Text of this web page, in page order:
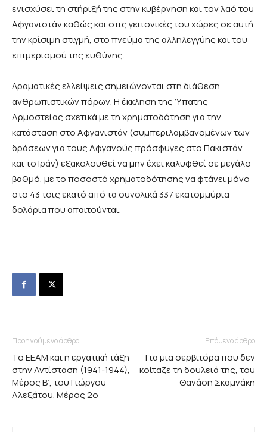
ενισχύσει τη στήριξή της στην κυβέρνηση και τον λαό του
Αφγανιστάν καθώς και στις γειτονικές του χώρες σε αυτή
την κρίσιμη στιγμή, στο πνεύμα της αλληλεγγύης και του
επιμερισμού της ευθύνης.
Δραματικές ελλείψεις σημειώνονται στη διάθεση
ανθρωπιστικών πόρων. Η έκκληση της Ύπατης
Αρμοστείας σχετικά με τη χρηματοδότηση για την
κατάσταση στο Αφγανιστάν (συμπεριλαμβανομένων των
δράσεων για τους Αφγανούς πρόσφυγες στο Πακιστάν
και το Ιράν) εξακολουθεί να μην έχει καλυφθεί σε μεγάλο
βαθμό, με το ποσοστό χρηματοδότησης να φτάνει μόνο
στο 43 τοις εκατό από τα συνολικά 337 εκατομμύρια
δολάρια που απαιτούνται.
Προηγούμενο άρθρο
Το ΕΕΑΜ και η εργατική τάξη
στην Αντίσταση (1941-1944),
Μέρος Β’, του Γιώργου
Αλεξάτου. Μέρος 2ο
Επόμενο άρθρο
Για μια σερβιτόρα που δεν
κοίταζε τη δουλειά της, του
Θανάση Σκαμνάκη